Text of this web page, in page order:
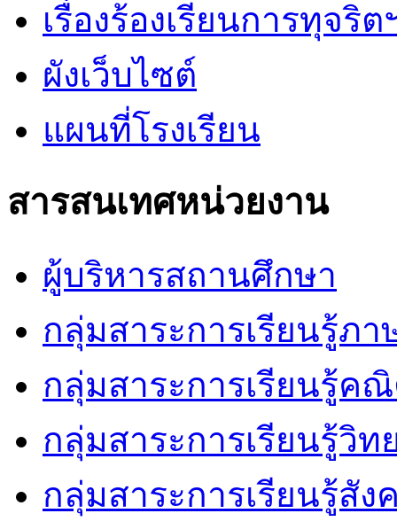
เรื่องร้องเรียนการทุจริต
ผังเว็บไซต์
แผนที่โรงเรียน
สารสนเทศหน่วยงาน
ผู้บริหารสถานศึกษา
กลุ่มสาระการเรียนรู้ภา
กลุ่มสาระการเรียนรู้ค
กลุ่มสาระการเรียนรู้วิท
กลุ่มสาระการเรียนรู้สัง